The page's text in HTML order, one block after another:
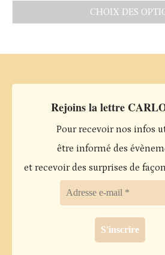
CHOIX DES
Les
être
la
Rejoins la lettre
Pour recevoir nos infos
être informé des
et recevoir des surprises de